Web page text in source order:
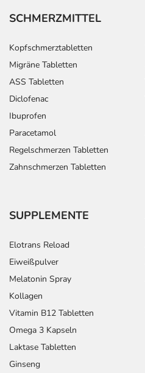
SCHMERZMITTEL
Kopfschmerztabletten
Migräne Tabletten
ASS Tabletten
Diclofenac
Ibuprofen
Paracetamol
Regelschmerzen Tabletten
Zahnschmerzen Tabletten
SUPPLEMENTE
Elotrans Reload
Eiweißpulver
Melatonin Spray
Kollagen
Vitamin B12 Tabletten
Omega 3 Kapseln
Laktase Tabletten
Ginseng